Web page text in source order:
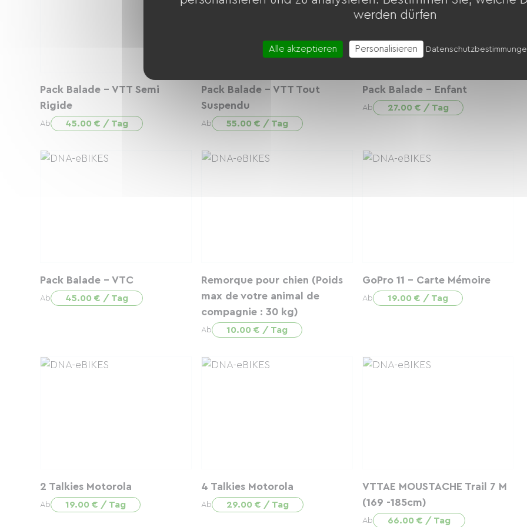
Pack Balade - VTT Semi
Rigide
Ab 45.00 € / Tag
Pack Balade - VTT Tout
Suspendu
Ab 55.00 € / Tag
Pack Balade - Enfant
Ab 27.00 € / Tag
Pack Balade - VTC
Ab 45.00 € / Tag
Remorque pour chien (Poids
max de votre animal de
compagnie : 30 kg)
Ab 10.00 € / Tag
GoPro 11 - Carte Mémoire
Ab 19.00 € / Tag
2 Talkies Motorola
Ab 19.00 € / Tag
4 Talkies Motorola
Ab 29.00 € / Tag
VTTAE MOUSTACHE Trail 7 M
(169 -185cm)
Ab 66.00 € / Tag
werden dürfen
Alle akzeptieren Personalisieren